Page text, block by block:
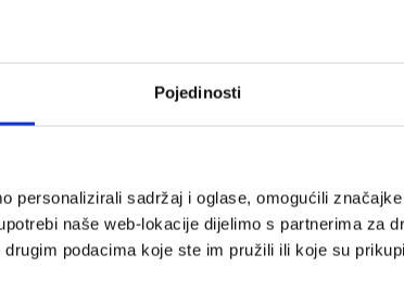
Pojedinosti
personalizirali sadržaj i oglase, omogućili
naše web-lokacije dijelimo s partnerima za
podacima koje ste im pružili ili koje su
Bagni: 4
Ružići, Croatia